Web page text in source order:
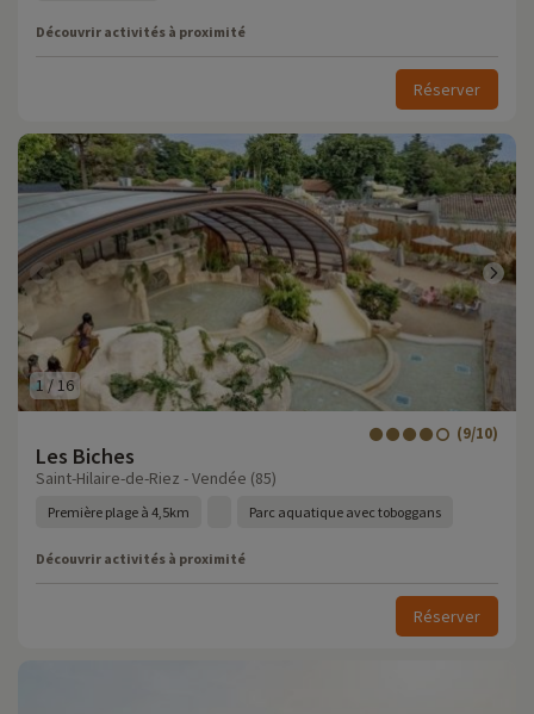
Découvrir activités à proximité
Réserver
1 /16
Les Biches
(9/10)
Saint-Hilaire-de-Riez - Vendée (85)
Première plage à 4,5km Parc aquatique avec toboggans
Découvrir activités à proximité
Réserver